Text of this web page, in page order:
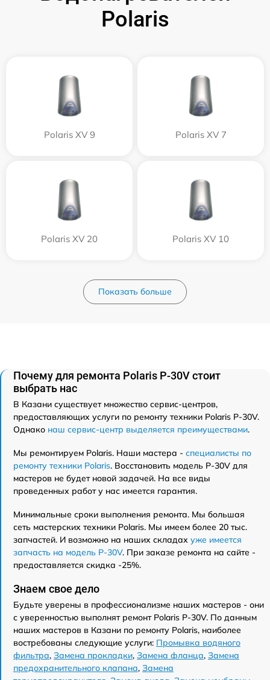
Polaris
Polaris XV 9 Polaris XV 7
Polaris XV 20 Polaris XV 10
Показать больше
Почему для ремонта Polaris P-30V стоит
выбрать нас
В Казани существует множество сервис-центров,
предоставляющих услуги по ремонту техники Polaris P-30V.
Однако наш сервис-центр выделяется преимуществами.
Мы ремонтируем Polaris. Наши мастера - специалисты по
ремонту техники Polaris. Восстановить модель P-30V для
мастеров не будет новой задачей. На все виды
проведенных работ у нас имеется гарантия.
Минимальные сроки выполнения ремонта. Мы большая
сеть мастерских техники Polaris. Мы имеем более 20 тыс.
запчастей. И возможно на наших складах уже имеется
запчасть на модель P-30V. При заказе ремонта на сайте -
предоставляется скидка -25%.
Знаем свое дело
Будьте уверены в профессионализме наших мастеров - они
с уверенностью выполнят ремонт Polaris P-30V. По данным
наших мастеров в Казани по ремонту Polaris, наиболее
востребованы следующие услуги: Промывка водяного
фильтра, Замена прокладки, Замена фланца, Замена
предохранительного клапана, Замена